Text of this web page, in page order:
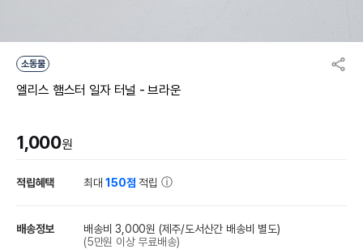
소동물
엘리스 햄스터 일자 터널 - 브라운
1,000원
적립혜택 최대150점 적립
배송정보 배송비 3,000원 (제주/도서산간 배송비 별도)
(5만원 이상 무료배송)